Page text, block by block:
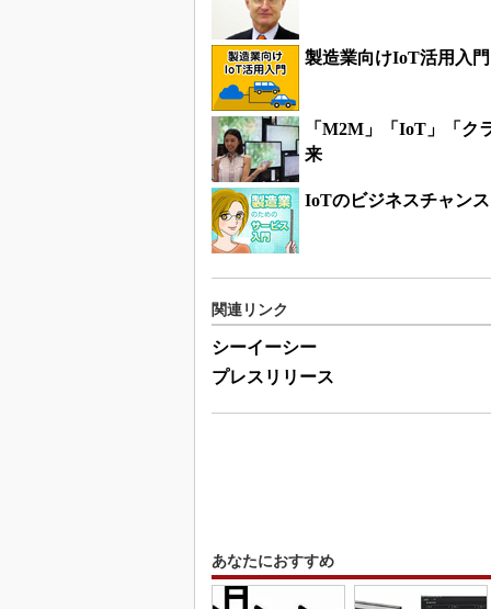
製造業向けIoT活用入門
「M2M」「IoT」「
来
IoTのビジネスチャン
関連リンク
シーイーシー
プレスリリース
あなたにおすすめ